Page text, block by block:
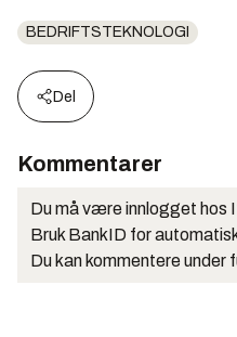
BEDRIFTSTEKNOLOGI
Del
Kommentarer
Du må være innlogget hos
Bruk BankID for
Du kan kommentere under